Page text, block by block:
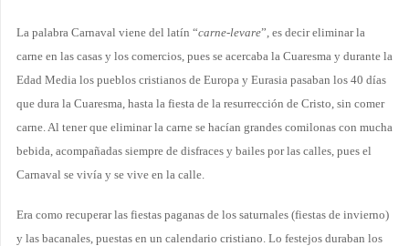
La palabra Carnaval viene del latín “carne-levare”, es decir eliminar la
carne en las casas y los comercios, pues se acercaba la Cuaresma y durante la
Edad Media los pueblos cristianos de Europa y Eurasia pasaban los 40 días
que dura la Cuaresma, hasta la fiesta de la resurrección de Cristo, sin comer
carne. Al tener que eliminar la carne se hacían grandes comilonas con mucha
bebida, acompañadas siempre de disfraces y bailes por las calles, pues el
Carnaval se vivía y se vive en la calle.
Era como recuperar las fiestas paganas de los saturnales (fiestas de invierno)
y las bacanales, puestas en un calendario cristiano. Lo festejos duraban los